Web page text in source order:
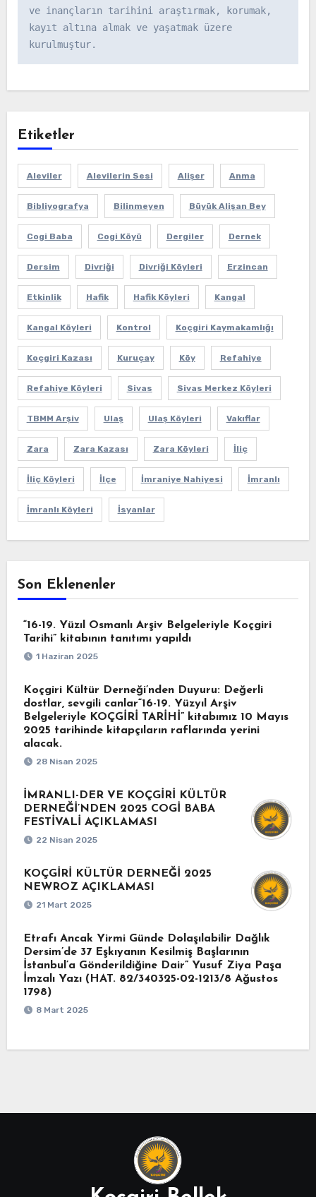
ve inançların tarihini araştırmak, korumak,
kayıt altına almak ve yaşatmak üzere
kurulmuştur.
Etiketler
Aleviler Alevilerin Sesi Alişer Anma
Bibliyografya Bilinmeyen Büyük Alişan Bey
Cogi Baba Cogi Köyü Dergiler Dernek
Dersim Divriği Divriği Köyleri Erzincan
Etkinlik Hafik Hafik Köyleri Kangal
Kangal Köyleri Kontrol Koçgiri Kaymakamlığı
Koçgiri Kazası Kuruçay Köy Refahiye
Refahiye Köyleri Sivas Sivas Merkez Köyleri
TBMM Arşiv Ulaş Ulaş Köyleri Vakıflar
Zara Zara Kazası Zara Köyleri İliç
İliç Köyleri İlçe İmraniye Nahiyesi İmranlı
İmranlı Köyleri İsyanlar
Son Eklenenler
“16-19. Yüzıl Osmanlı Arşiv Belgeleriyle Koçgiri
Tarihi” kitabının tanıtımı yapıldı
1 Haziran 2025
Koçgiri Kültür Derneği’nden Duyuru: Değerli
dostlar, sevgili canlar“16-19. Yüzyıl Arşiv
Belgeleriyle KOÇGİRİ TARİHİ” kitabımız 10 Mayıs
2025 tarihinde kitapçıların raflarında yerini
alacak.
28 Nisan 2025
İMRANLI-DER VE KOÇGİRİ KÜLTÜR
DERNEĞİ’NDEN 2025 COGİ BABA
FESTİVALİ AÇIKLAMASI
22 Nisan 2025
KOÇGİRİ KÜLTÜR DERNEĞİ 2025
NEWROZ AÇIKLAMASI
21 Mart 2025
Etrafı Ancak Yirmi Günde Dolaşılabilir Dağlık
Dersim’de 37 Eşkıyanın Kesilmiş Başlarının
İstanbul’a Gönderildiğine Dair” Yusuf Ziya Paşa
İmzalı Yazı (HAT. 82/340325-02-1213/8 Ağustos
1798)
8 Mart 2025